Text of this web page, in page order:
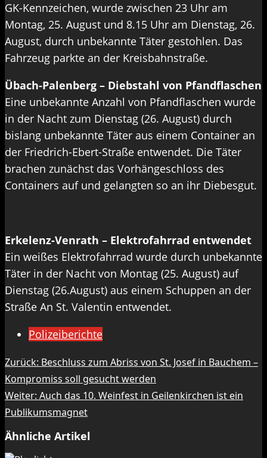
GK-Kennzeichen, wurde zwischen 23 Uhr am
Montag, 25. August und 8.15 Uhr am Dienstag, 26.
August, durch unbekannte Täter gestohlen. Das
Fahrzeug parkte an der Kreisbahnstraße.
Übach-Palenberg – Diebstahl von Pfandflaschen
Eine unbekannte Anzahl von Pfandflaschen wurde
in der Nacht zum Dienstag (26. August) durch
bislang unbekannte Täter aus einem Container an
der Friedrich-Ebert-Straße entwendet. Die Täter
brachen zunächst das Vorhängeschloss des
Containers auf und gelangten so an ihr Diebesgut.
Erkelenz-Venrath – Elektrofahrrad entwendet
Ein weißes Elektrofahrrad wurde durch unbekannte
Täter in der Nacht von Montag (25. August) auf
Dienstag (26.August) aus einem Schuppen an der
Straße An St. Valentin entwendet.
Polizeiberichte
Beitragsnavigation
Zurück: Beschluss zum Abriss von St. Josef in Bauchem –
Kompromiss soll gesucht werden
Weiter: Auch das 10. Weinfest in Geilenkirchen ist ein
Publikumsmagnet
Ähnliche Artikel